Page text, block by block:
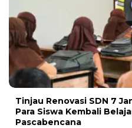
Tinjau Renovasi SDN 7
Para Siswa Kembali
Pascabencana